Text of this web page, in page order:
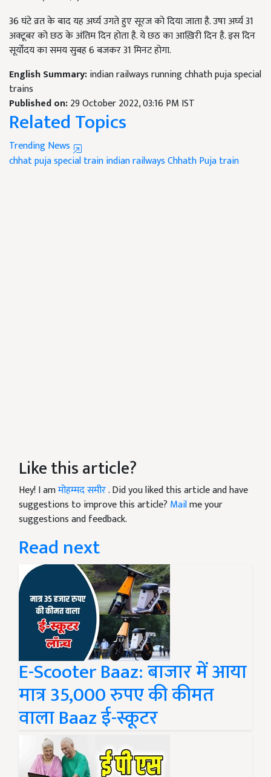
36 घंटे व्रत के बाद यह अर्घ्य उगते हुए सूरज को दिया जाता है. उषा अर्घ्य 31
अक्टूबर को छठ के अंतिम दिन होता है. ये छठ का आख़िरी दिन है. इस दिन
सूर्योदय का समय सुबह 6 बजकर 31 मिनट होगा.
English Summary:indian railways running chhath puja special
trains
Published on:29 October 2022, 03:16 PM IST
Related Topics
Trending News
chhat puja special trainindian railwaysChhath Pujatrain
Like this article?
Hey! I amमोहम्मद समीर. Did you liked this article and have
suggestions to improve this article? Mailme your
suggestions and feedback.
Read next
E-Scooter Baaz: बाजार में आया
मात्र 35,000 रुपए की कीमत
वाला Baaz ई-स्कूटर